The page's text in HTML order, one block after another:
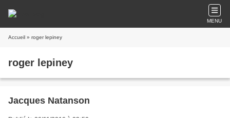
MENU
Accueil » roger lepiney
roger lepiney
Jacques Natanson